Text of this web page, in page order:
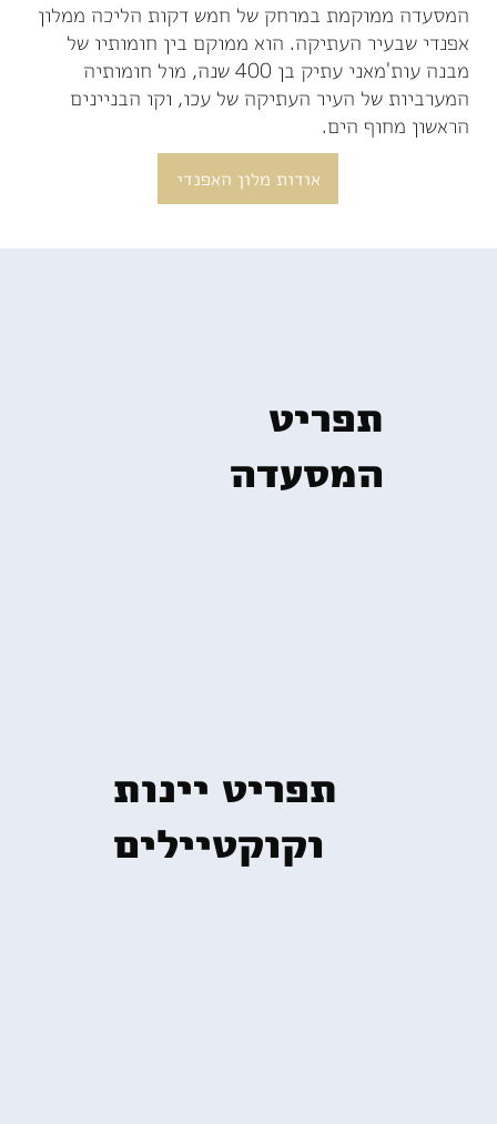
המסעדה ממוקמת במרחק של חמש דקות הליכה ממלון
אפנדי שבעיר העתיקה. הוא ממוקם בין חומותיו של
מבנה עות'מאני עתיק בן 400 שנה, מול חומותיה
המערביות של העיר העתיקה של עכו, וקו הבניינים
הראשון מחוף הים.
אודות מלון האפנדי
תפריט יינות
וקוקטיילים
תפריט
המסעדה